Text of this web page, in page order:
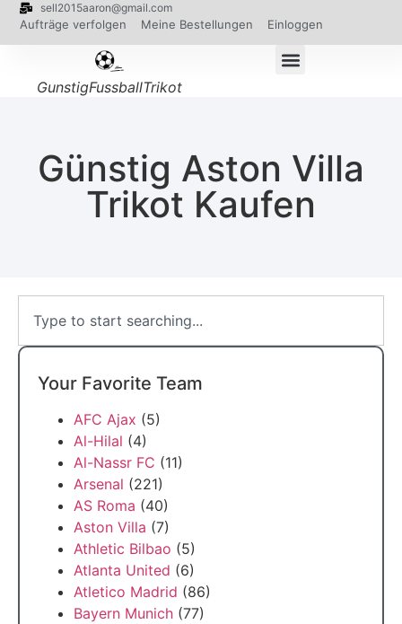
sell2015aaron@gmail.com
Aufträge verfolgen Meine Bestellungen Einloggen
GunstigFussballTrikot
Günstig Aston Villa
Trikot Kaufen
Your Favorite Team
AFC Ajax (5)
Al-Hilal (4)
Al-Nassr FC (11)
Arsenal (221)
AS Roma (40)
Aston Villa (7)
Athletic Bilbao (5)
Atlanta United (6)
Atletico Madrid (86)
Bayern Munich (77)